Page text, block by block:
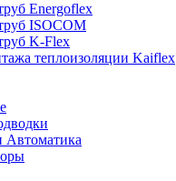
Energoflex
ISOCOM
K-Flex
теплоизоляции Kaiflex